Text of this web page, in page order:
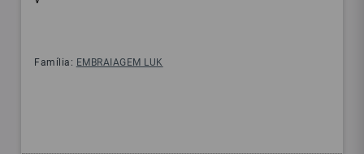
Família: EMBRAIAGEM LUK